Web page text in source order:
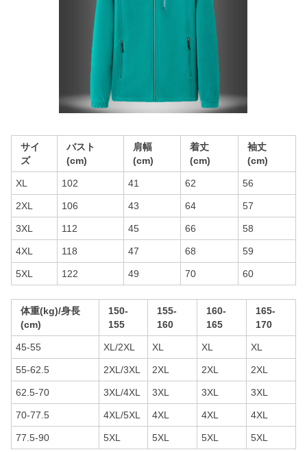
サイ
ズ
バスト
(cm)
肩幅
(cm)
着丈
(cm)
袖丈
(cm)
XL 102 41 62 56
2XL 106 43 64 57
3XL 112 45 66 58
4XL 118 47 68 59
5XL 122 49 70 60
体重(kg)/身長
(cm)
150-
155
155-
160
160-
165
165-
170
45-55 XL/2XL XL XL XL
55-62.5 2XL/3XL 2XL 2XL 2XL
62.5-70 3XL/4XL 3XL 3XL 3XL
70-77.5 4XL/5XL 4XL 4XL 4XL
77.5-90 5XL 5XL 5XL 5XL